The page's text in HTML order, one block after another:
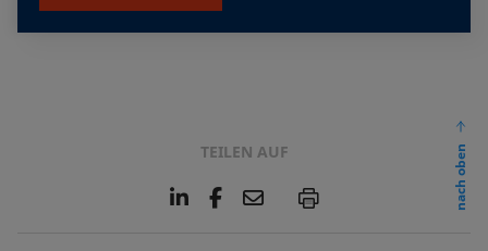
TEILEN AUF
L
F
E
P
nach oben